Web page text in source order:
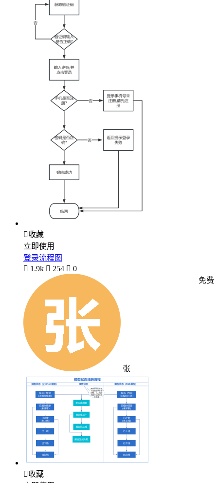
收藏
立即使用
登录流程图
 1.9k  254  0
张
免费
收藏